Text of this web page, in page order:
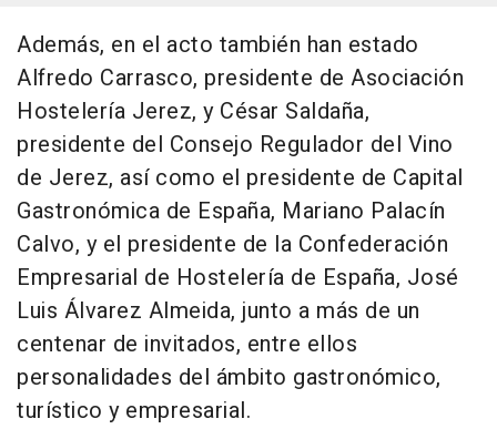
Además, en el acto también han estado
Alfredo Carrasco, presidente de Asociación
Hostelería Jerez, y César Saldaña,
presidente del Consejo Regulador del Vino
de Jerez, así como el presidente de Capital
Gastronómica de España, Mariano Palacín
Calvo, y el presidente de la Confederación
Empresarial de Hostelería de España, José
Luis Álvarez Almeida, junto a más de un
centenar de invitados, entre ellos
personalidades del ámbito gastronómico,
turístico y empresarial.